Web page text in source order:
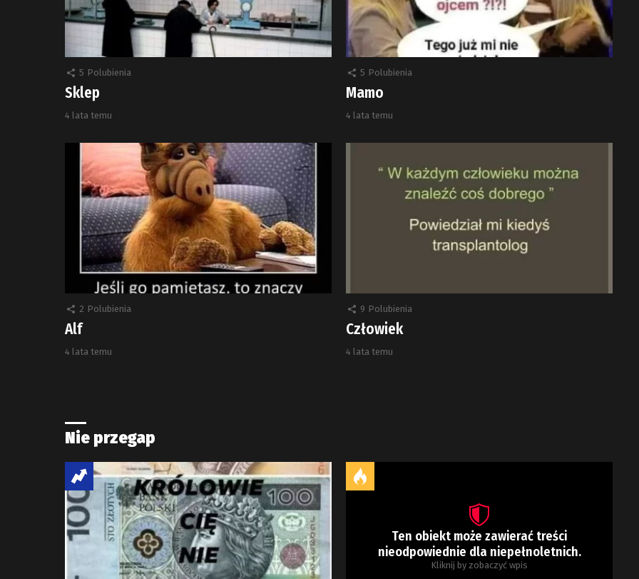
5 Polubienia
Sklep
4 lata temu
5 Polubienia
Mamo
4 lata temu
2 Polubienia
Alf
4 lata temu
9 Polubienia
Człowiek
4 lata temu
Nie przegap
Ten obiekt może zawierać treści
nieodpowiednie dla niepełnoletnich.
Kliknij by zobaczyć wpis